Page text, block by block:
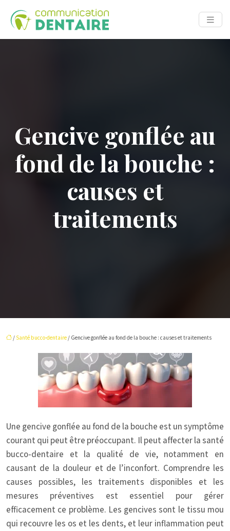
Gencive gonflée au
fond de la bouche :
causes et
traitements
/ Santé bucco-dentaire / Gencive gonflée au fond de la bouche : causes et traitements
Une gencive gonflée au fond de la bouche est un symptôme
courant qui peut être préoccupant. Il peut affecter la santé
bucco-dentaire et la qualité de vie, notamment en
causant de la douleur et de l’inconfort. Comprendre les
causes possibles, les traitements disponibles et les
mesures préventives est essentiel pour gérer
efficacement ce problème. Les gencives sont le tissu mou
qui recouvre les os et les dents, et leur inflammation peut